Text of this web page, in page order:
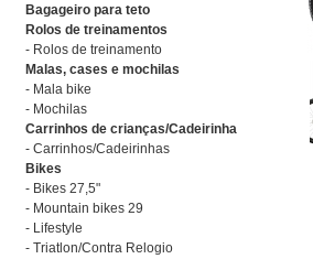
Bagageiro para teto
Rolos de treinamentos
- Rolos de treinamento
Malas, cases e mochilas
- Mala bike
- Mochilas
Carrinhos de crianças/Cadeirinha
- Carrinhos/Cadeirinhas
Bikes
- Bikes 27,5"
- Mountain bikes 29
- Lifestyle
- Triatlon/Contra Relogio